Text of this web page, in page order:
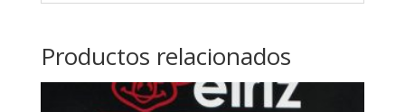
Productos relacionados